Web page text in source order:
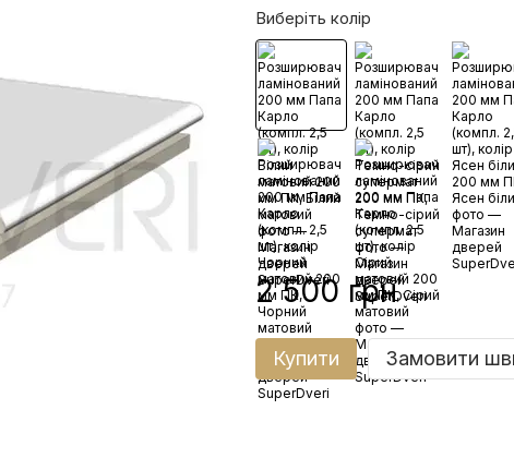
Виберіть колір
2 500 грн
Купити Замовити